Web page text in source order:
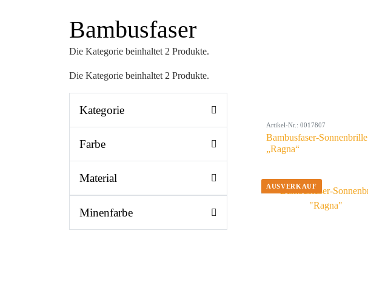
Bambusfaser
Die Kategorie beinhaltet 2 Produkte.
Die Kategorie beinhaltet 2 Produkte.
Kategorie
Farbe
Material
Minenfarbe
Artikel-Nr.: 0017807
Bambusfaser-Sonnenbrille
„Ragna“